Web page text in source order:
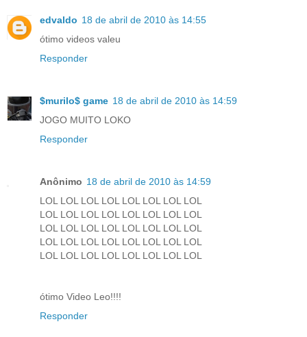
edvaldo 18 de abril de 2010 às 14:55
ótimo videos valeu
Responder
$murilo$ game 18 de abril de 2010 às 14:59
JOGO MUITO LOKO
Responder
Anônimo 18 de abril de 2010 às 14:59
LOL LOL LOL LOL LOL LOL LOL LOL
LOL LOL LOL LOL LOL LOL LOL LOL
LOL LOL LOL LOL LOL LOL LOL LOL
LOL LOL LOL LOL LOL LOL LOL LOL
LOL LOL LOL LOL LOL LOL LOL LOL
ótimo Video Leo!!!!
Responder